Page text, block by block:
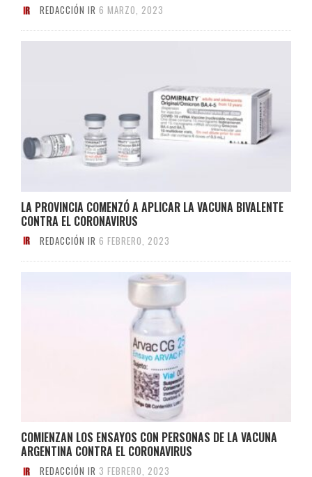
REDACCIÓN IR 6 MARZO, 2023
LA PROVINCIA COMENZÓ A APLICAR LA VACUNA BIVALENTE
CONTRA EL CORONAVIRUS
REDACCIÓN IR 6 FEBRERO, 2023
COMIENZAN LOS ENSAYOS CON PERSONAS DE LA VACUNA
ARGENTINA CONTRA EL CORONAVIRUS
REDACCIÓN IR 3 FEBRERO, 2023